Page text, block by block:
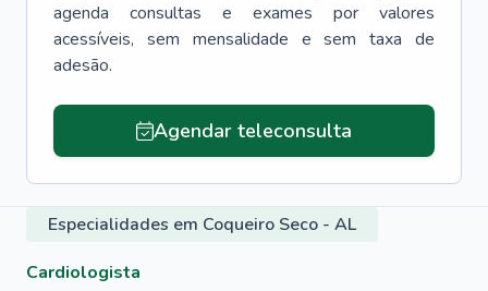
agenda consultas e exames por valores
acessíveis, sem mensalidade e sem taxa de
adesão.
Agendar teleconsulta
Especialidades em Coqueiro Seco - AL
Cardiologista